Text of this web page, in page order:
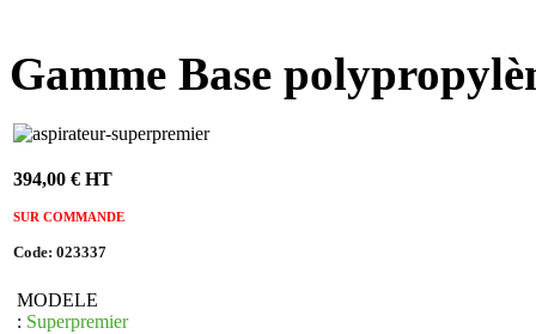
Gamme Base
394,00 € HT
SUR COMMANDE
Code: 023337
MODELE
: Superpremier